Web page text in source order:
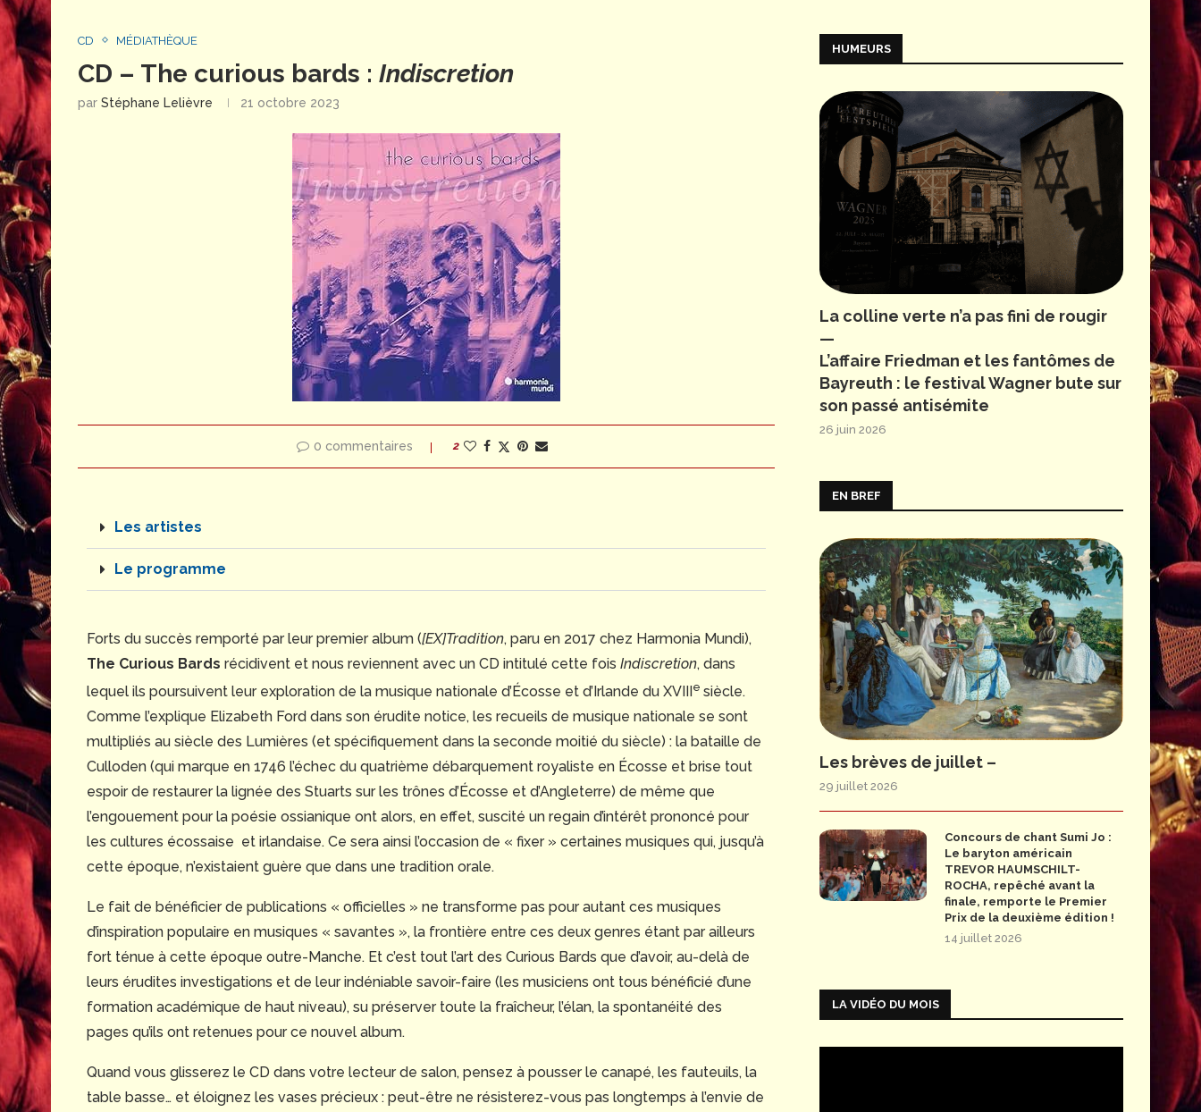
CD MÉDIATHÈQUE
CD – The curious bards : Indiscretion
par Stéphane Lelièvre 21 octobre 2023
0 commentaires 2
Les artistes
Le programme
Forts du succès remporté par leur premier album ([EX]Tradition, paru en 2017 chez Harmonia Mundi),
The Curious Bards récidivent et nous reviennent avec un CD intitulé cette fois Indiscretion, dans
lequel ils poursuivent leur exploration de la musique nationale d’Écosse et d’Irlande du XVIII
e siècle.
Comme l’explique Elizabeth Ford dans son érudite notice, les recueils de musique nationale se sont
multipliés au siècle des Lumières (et spécifiquement dans la seconde moitié du siècle) : la bataille de
Culloden (qui marque en 1746 l’échec du quatrième débarquement royaliste en Écosse et brise tout
espoir de restaurer la lignée des Stuarts sur les trônes d’Écosse et d’Angleterre) de même que
l’engouement pour la poésie ossianique ont alors, en effet, suscité un regain d’intérêt prononcé pour
les cultures écossaise et irlandaise. Ce sera ainsi l’occasion de « fixer » certaines musiques qui, jusqu’à
cette époque, n’existaient guère que dans une tradition orale.
Le fait de bénéficier de publications « officielles » ne transforme pas pour autant ces musiques
d’inspiration populaire en musiques « savantes », la frontière entre ces deux genres étant par ailleurs
fort ténue à cette époque outre-Manche. Et c’est tout l’art des Curious Bards que d’avoir, au-delà de
leurs érudites investigations et de leur indéniable savoir-faire (les musiciens ont tous bénéficié d’une
formation académique de haut niveau), su préserver toute la fraîcheur, l’élan, la spontanéité des
pages qu’ils ont retenues pour ce nouvel album.
Quand vous glisserez le CD dans votre lecteur de salon, pensez à pousser le canapé, les fauteuils, la
table basse… et éloignez les vases précieux : peut-être ne résisterez-vous pas longtemps à l’envie de
HUMEURS
La colline verte n’a pas fini de rougir
—
L’affaire Friedman et les fantômes de
Bayreuth : le festival Wagner bute sur
son passé antisémite
26 juin 2026
EN BREF
Les brèves de juillet –
29 juillet 2026
Concours de chant Sumi Jo :
Le baryton américain
TREVOR HAUMSCHILT-
ROCHA, repêché avant la
finale, remporte le Premier
Prix de la deuxième édition !
14 juillet 2026
LA VIDÉO DU MOIS